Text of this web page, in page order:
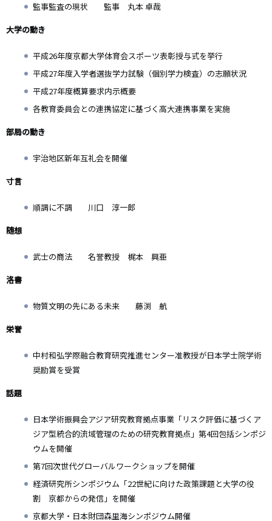
監事監査の現状 監事 丸本 卓哉
大学の動き
平成26年度京都大学体育会スポーツ表彰授与式を挙行
平成27年度入学者選抜学力試験（個別学力検査）の志願状況
平成27年度概算要求内示概要
各教育委員会との連携協定に基づく高大連携事業を実施
部局の動き
宇治地区新年互礼会を開催
寸言
順調に不調 川口 淳一郎
随想
武士の商法 名誉教授 梶本 興亜
洛書
物質文明の先にある未来 藤渕 航
栄誉
中村和弘学際融合教育研究推進センター准教授が日本学士院学術
奨励賞を受賞
話題
日本学術振興会アジア研究教育拠点事業「リスク評価に基づくア
ジア型統合的流域管理のための研究教育拠点」第4回包括シンポジ
ウムを開催
第7回次世代グローバルワークショップを開催
経済研究所シンポジウム「22世紀に向けた政策課題と大学の役
割 京都からの発信」を開催
京都大学・日本財団森里海シンポジウム開催